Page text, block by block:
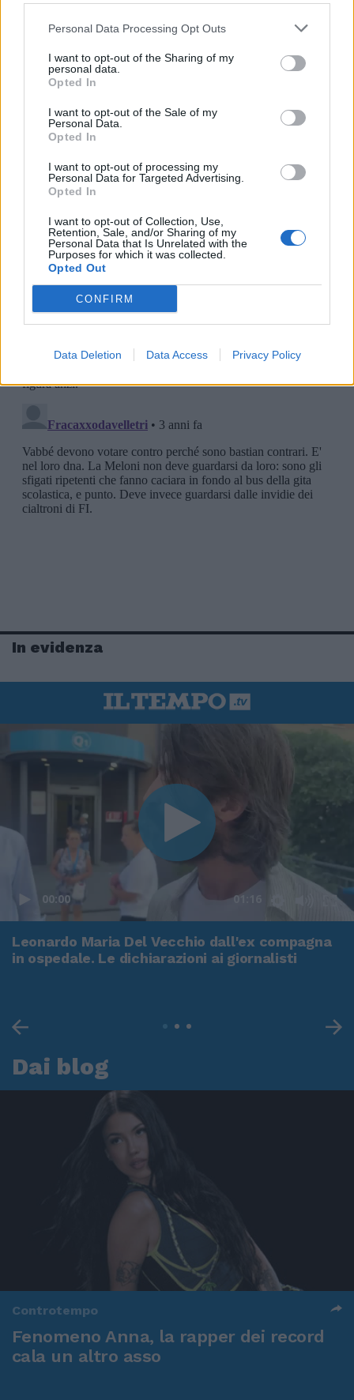
Personal Data Processing Opt Outs
I want to opt-out of the Sharing of my
personal data.
Opted In
I want to opt-out of the Sale of my
Personal Data.
Opted In
I want to opt-out of processing my
Personal Data for Targeted Advertising.
Opted In
I want to opt-out of Collection, Use,
Retention, Sale, and/or Sharing of my
Personal Data that Is Unrelated with the
Purposes for which it was collected.
Opted Out
CONFIRM
Data Deletion Data Access Privacy Policy
In evidenza
00:00 01:16
Leonardo Maria Del Vecchio dall'ex compagna
in ospedale. Le dichiarazioni ai giornalisti
Dai blog
Controtempo
Fenomeno Anna, la rapper dei record
cala un altro asso